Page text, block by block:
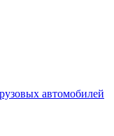
автомобилей